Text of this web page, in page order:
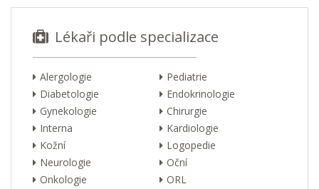
Lékaři podle specializace
Alergologie
Pediatrie
Diabetologie
Endokrinologie
Gynekologie
Chirurgie
Interna
Kardiologie
Kožní
Logopedie
Neurologie
Oční
Onkologie
ORL